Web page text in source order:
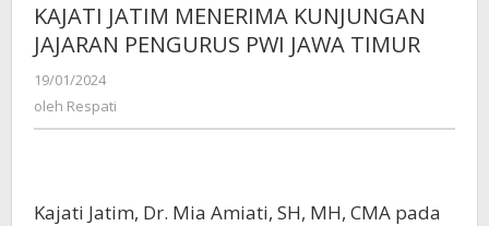
KUNJUNGAN
JAJARAN
KAJATI JATIM MENERIMA KUNJUNGAN
JAJARAN PENGURUS PWI JAWA TIMUR
19/01/2024
oleh Respati
Kajati Jatim, Dr. Mia Amiati, SH, MH, CMA pada